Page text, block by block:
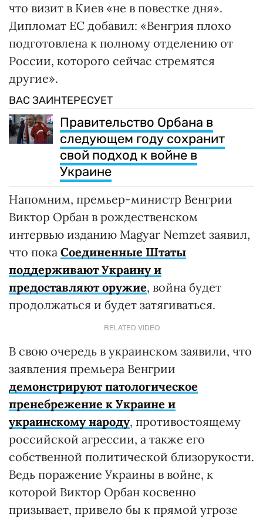
что визит в Киев «не в повестке дня».
Дипломат ЕС добавил: «Венгрия плохо
подготовлена ​​к полному отделению от
России, которого сейчас стремятся
другие».
ВАС ЗАИНТЕРЕСУЕТ
Правительство Орбана в
следующем году сохранит
свой подход к войне в
Украине
Напомним, премьер-министр Венгрии
Виктор Орбан в рождественском
интервью изданию Magyar Nemzet заявил,
что пока Соединенные Штаты
поддерживают Украину и
предоставляют оружие, война будет
продолжаться и будет затягиваться.
RELATED VIDEO
В свою очередь в украинском заявили, что
заявления премьера Венгрии
демонстрируют патологическое
пренебрежение к Украине и
украинскому народу, противостоящему
российской агрессии, а также его
собственной политической близорукости.
Ведь поражение Украины в войне, к
которой Виктор Орбан косвенно
призывает, привело бы к прямой угрозе